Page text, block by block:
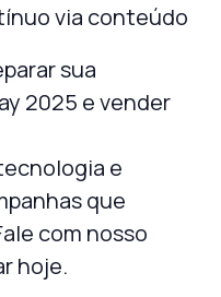
via conteúdo
sua
2025 e vender
e
que
com nosso
hoje.